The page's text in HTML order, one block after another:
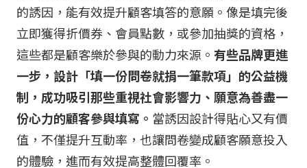
的誘因，能有效提升顧客填答的意願。像是填完後
立即獲得折價券、會員點數，或參加抽獎的資格，
這些都是顧客樂於參與的動力來源。 有些品牌更進
一步，設計「填一份問卷就捐一筆款項」的公益機
制，成功吸引那些重視社會影響力、願意為善盡一
份心力的顧客參與填寫。 當誘因設計得貼心又有價
值，不僅提升互動率，也讓問卷變成顧客願意投入
的體驗，進而有效提高整體回覆率。